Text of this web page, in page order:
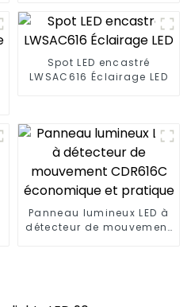
Spot LED encastré
LWSAC616 Éclairage LED
Panneau lumineux LED à
détecteur de mouvement